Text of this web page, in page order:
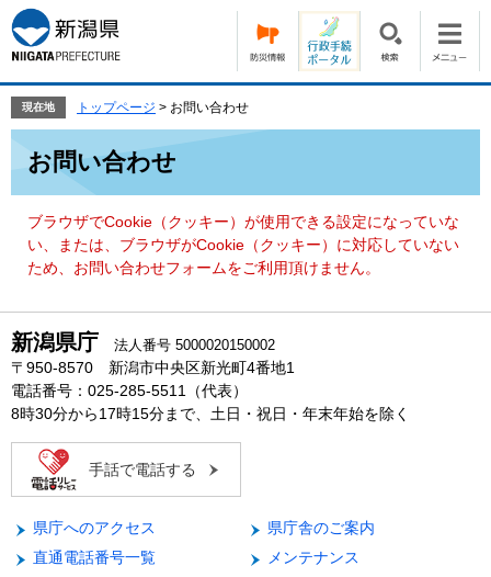
ー
ジ
の
頭
す。
ニ
ュ
ー
飛
て
現在地 トップページ > お問い合わせ
お問い合わせ
ブラウザでCookie（クッキー）が使用できる設定になっていな
い、または、ブラウザがCookie（クッキー）に対応していない
ため、お問い合わせフォームをご利用頂けません。
新潟県庁 法人番号 5000020150002
〒950-8570 新潟市中央区新光町4番地1
電話番号：025-285-5511（代表）
8時30分から17時15分まで、土日・祝日・年末年始を除く
手話で電話する
県庁へのアクセス
県庁舎のご案内
直通電話番号一覧
メンテナンス